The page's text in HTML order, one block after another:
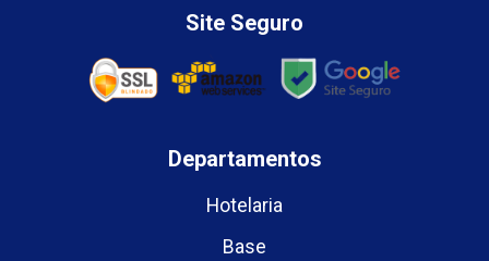
Site Seguro
Departamentos
Hotelaria
Base